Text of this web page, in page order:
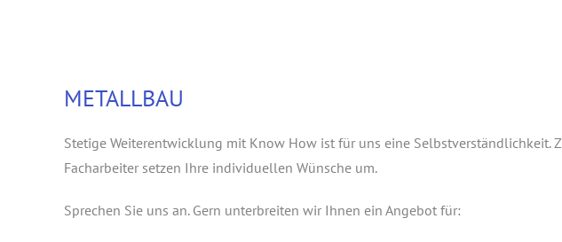
METALLBAU
Stetige Weiterentwicklung mit Know How ist für uns eine Selbstverständlichkeit.
Facharbeiter setzen Ihre individuellen Wünsche um.
Sprechen Sie uns an. Gern unterbreiten wir Ihnen ein Angebot für: